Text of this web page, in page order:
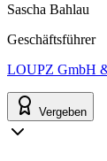
Sascha Bahlau
Geschäftsführer
LOUPZ GmbH
Vergeben